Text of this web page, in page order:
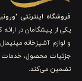
ورونیکا مدل Volare
ساخت و راحتی
فروشگاه اینترنتی
یکی از پیشگامان در
و لوازم آشپزخانه
جزئیات محصول، خدمات
تضمین می‌کند.